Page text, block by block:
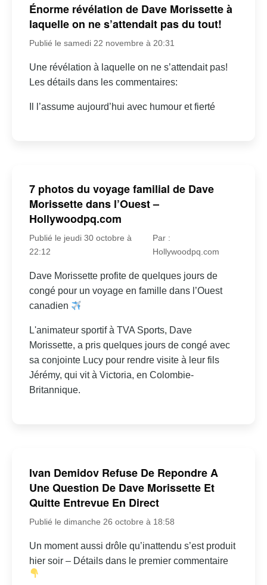
Énorme révélation de Dave Morissette à
laquelle on ne s’attendait pas du tout!
Publié le samedi 22 novembre à 20:31
Une révélation à laquelle on ne s’attendait pas!
Les détails dans les commentaires:
Il l’assume aujourd’hui avec humour et fierté
7 photos du voyage familial de Dave
Morissette dans l’Ouest –
Hollywoodpq.com
Publié le jeudi 30 octobre à
22:12
Par :
Hollywoodpq.com
Dave Morissette profite de quelques jours de
congé pour un voyage en famille dans l’Ouest
canadien
L'animateur sportif à TVA Sports, Dave
Morissette, a pris quelques jours de congé avec
sa conjointe Lucy pour rendre visite à leur fils
Jérémy, qui vit à Victoria, en Colombie-
Britannique.
Ivan Demidov Refuse De Repondre A
Une Question De Dave Morissette Et
Quitte Entrevue En Direct
Publié le dimanche 26 octobre à 18:58
Un moment aussi drôle qu’inattendu s’est produit
hier soir – Détails dans le premier commentaire